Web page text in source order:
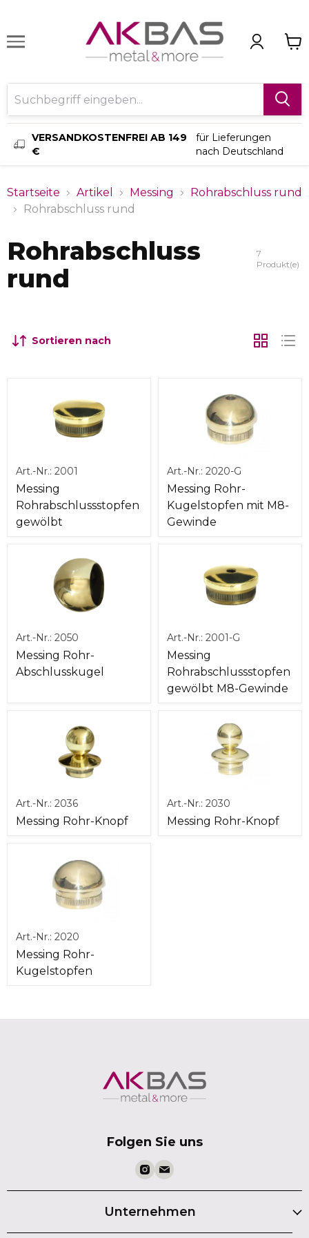
VERSANDKOSTENFREI AB 149
€
für Lieferungen
nach Deutschland
Startseite Artikel Messing
Rohrabschluss rund
Rohrabschluss rund
Rohrabschluss
rund
7
Produkt(e)
Sortieren nach
Art.-Nr.: 2001
Messing
Rohrabschlussstopfen
gewölbt
Art.-Nr.: 2020-G
Messing Rohr-
Kugelstopfen mit M8-
Gewinde
Art.-Nr.: 2050
Messing Rohr-
Abschlusskugel
Art.-Nr.: 2001-G
Messing
Rohrabschlussstopfen
gewölbt M8-Gewinde
Art.-Nr.: 2036
Messing Rohr-Knopf
Art.-Nr.: 2030
Messing Rohr-Knopf
Art.-Nr.: 2020
Messing Rohr-
Kugelstopfen
Folgen Sie uns
Unternehmen